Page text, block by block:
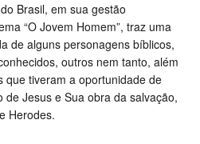
Brasil, em sua gestão
“O Jovem Homem”, traz uma
de alguns personagens bíblicos,
outros nem tanto, além
que tiveram a oportunidade de
Jesus e Sua obra da salvação,
Herodes.